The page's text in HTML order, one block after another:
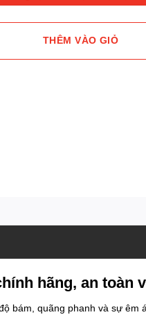
THÊM VÀO GIỎ
hãng, an toàn
bám, quãng phanh và sự êm